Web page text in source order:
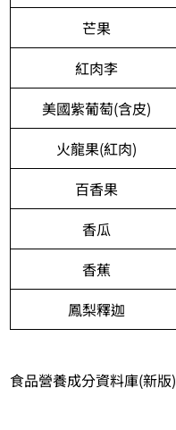
芒果
紅肉李
美國紫葡萄(含皮)
火龍果(紅肉)
百香果
香瓜
香蕉
鳳梨釋迦
食品營養成分資料庫(新版)